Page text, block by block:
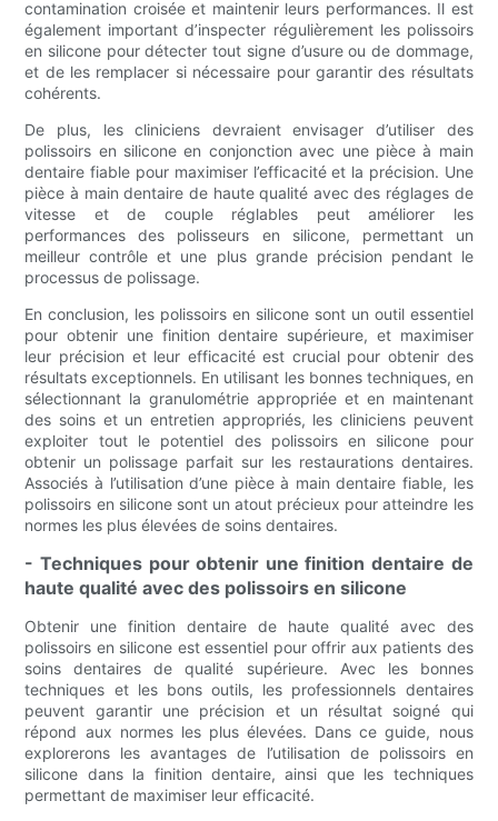
contamination croisée et maintenir leurs performances. Il est
également important d’inspecter régulièrement les polissoirs
en silicone pour détecter tout signe d’usure ou de dommage,
et de les remplacer si nécessaire pour garantir des résultats
cohérents.
De plus, les cliniciens devraient envisager d’utiliser des
polissoirs en silicone en conjonction avec une pièce à main
dentaire fiable pour maximiser l’efficacité et la précision. Une
pièce à main dentaire de haute qualité avec des réglages de
vitesse et de couple réglables peut améliorer les
performances des polisseurs en silicone, permettant un
meilleur contrôle et une plus grande précision pendant le
processus de polissage.
En conclusion, les polissoirs en silicone sont un outil essentiel
pour obtenir une finition dentaire supérieure, et maximiser
leur précision et leur efficacité est crucial pour obtenir des
résultats exceptionnels. En utilisant les bonnes techniques, en
sélectionnant la granulométrie appropriée et en maintenant
des soins et un entretien appropriés, les cliniciens peuvent
exploiter tout le potentiel des polissoirs en silicone pour
obtenir un polissage parfait sur les restaurations dentaires.
Associés à l’utilisation d’une pièce à main dentaire fiable, les
polissoirs en silicone sont un atout précieux pour atteindre les
normes les plus élevées de soins dentaires.
- Techniques pour obtenir une finition dentaire de
haute qualité avec des polissoirs en silicone
Obtenir une finition dentaire de haute qualité avec des
polissoirs en silicone est essentiel pour offrir aux patients des
soins dentaires de qualité supérieure. Avec les bonnes
techniques et les bons outils, les professionnels dentaires
peuvent garantir une précision et un résultat soigné qui
répond aux normes les plus élevées. Dans ce guide, nous
explorerons les avantages de l’utilisation de polissoirs en
silicone dans la finition dentaire, ainsi que les techniques
permettant de maximiser leur efficacité.